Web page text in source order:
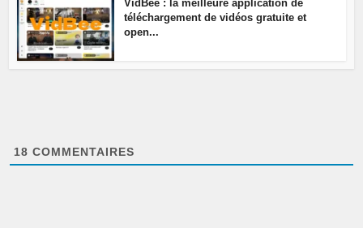
VidBee : la meilleure application de
téléchargement de vidéos gratuite et
open...
18 COMMENTAIRES